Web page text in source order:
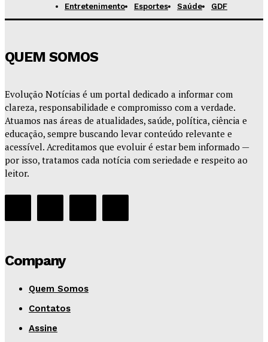
Entretenimento
Esportes Saúde GDF
QUEM SOMOS
Evolução Notícias é um portal dedicado a informar com
clareza, responsabilidade e compromisso com a verdade.
Atuamos nas áreas de atualidades, saúde, política, ciência e
educação, sempre buscando levar conteúdo relevante e
acessível. Acreditamos que evoluir é estar bem informado —
por isso, tratamos cada notícia com seriedade e respeito ao
leitor.
Company
Quem Somos
Contatos
Assine